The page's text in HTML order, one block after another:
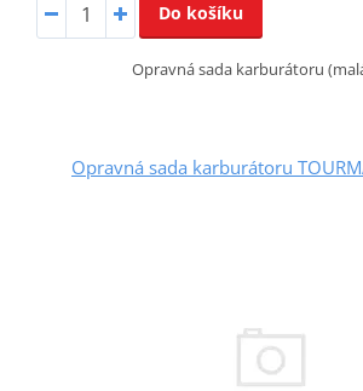
Do košíku
Opravná sada karburátoru
Opravná sada karburátoru